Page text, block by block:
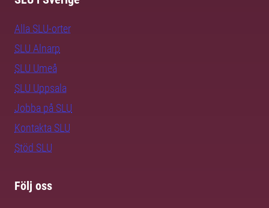
Alla SLU-orter
SLU Alnarp
SLU Umeå
SLU Uppsala
Jobba på SLU
Kontakta SLU
Stöd SLU
Följ oss